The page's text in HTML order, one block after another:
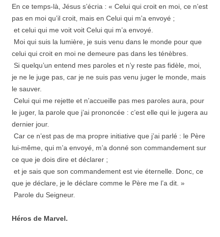
En ce temps-là, Jésus s’écria : « Celui qui croit en moi, ce n’est
pas en moi qu’il croit, mais en Celui qui m’a envoyé ;
et celui qui me voit voit Celui qui m’a envoyé.
Moi qui suis la lumière, je suis venu dans le monde pour que
celui qui croit en moi ne demeure pas dans les ténèbres.
Si quelqu’un entend mes paroles et n’y reste pas fidèle, moi,
je ne le juge pas, car je ne suis pas venu juger le monde, mais
le sauver.
Celui qui me rejette et n’accueille pas mes paroles aura, pour
le juger, la parole que j’ai prononcée : c’est elle qui le jugera au
dernier jour.
Car ce n’est pas de ma propre initiative que j’ai parlé : le Père
lui-même, qui m’a envoyé, m’a donné son commandement sur
ce que je dois dire et déclarer ;
et je sais que son commandement est vie éternelle. Donc, ce
que je déclare, je le déclare comme le Père me l’a dit. »
Parole du Seigneur.
Héros de Marvel.